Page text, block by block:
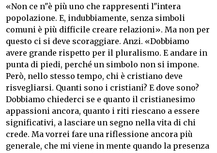
«Non ce n"è più uno che rappresenti l"intera
popolazione. E, indubbiamente, senza simboli
comuni è più difficile creare relazioni». Ma non per
questo ci si deve scoraggiare. Anzi. «Dobbiamo
avere grande rispetto per il pluralismo. E andare in
punta di piedi, perché un simbolo non si impone.
Però, nello stesso tempo, chi è cristiano deve
risvegliarsi. Quanti sono i cristiani? E dove sono?
Dobbiamo chiederci se e quanto il cristianesimo
appassioni ancora, quanto i riti riescano a essere
significativi, a lasciare un segno nella vita di chi
crede. Ma vorrei fare una riflessione ancora più
generale, che mi viene in mente quando la presenza